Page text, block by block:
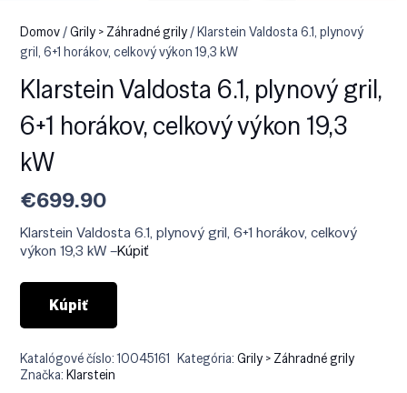
Domov/Grily > Záhradné grily/ Klarstein Valdosta 6.1, plynový
gril, 6+1 horákov, celkový výkon 19,3 kW
Klarstein Valdosta 6.1, plynový gril,
6+1 horákov, celkový výkon 19,3
kW
€699.90
Klarstein Valdosta 6.1, plynový gril, 6+1 horákov, celkový
výkon 19,3 kW –Kúpiť
Kúpiť
Katalógové číslo:10045161 Kategória:Grily > Záhradné grily
Značka:Klarstein